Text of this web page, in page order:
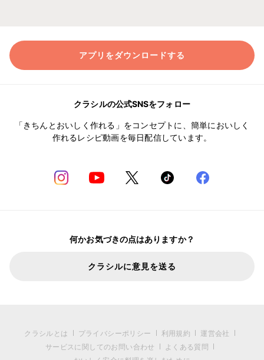
アプリをダウンロードする
クラシルの公式SNSをフォロー
「きちんとおいしく作れる」をコンセプトに、簡単においしく
作れるレシピ動画を毎日配信しています。
何かお気づきの点はありますか？
クラシルに意見を送る
クラシルとは プライバシーポリシー 利用規約
運営会社
サービスに関してのお問い合わせ
よくある質問